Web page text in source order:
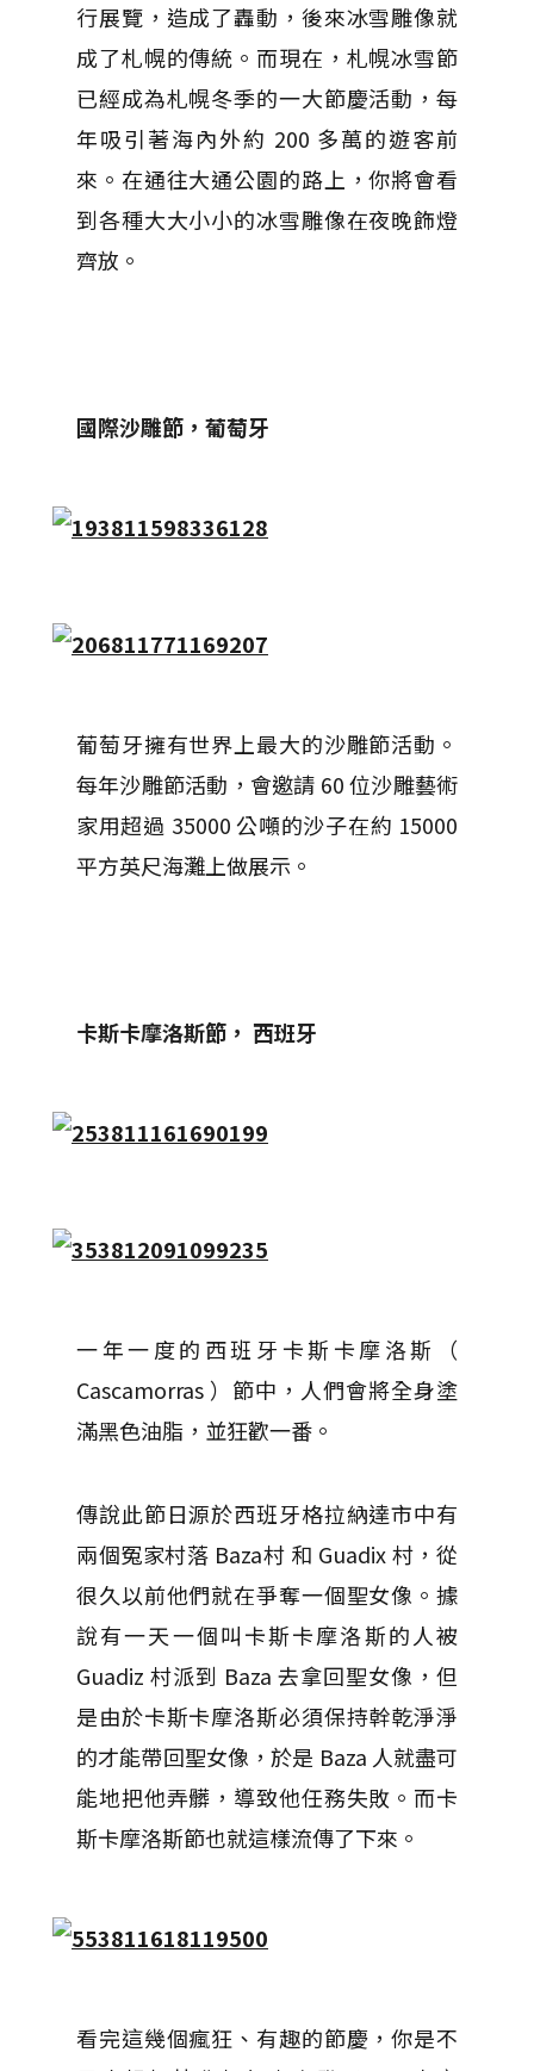
行展覽，造成了轟動，後來冰雪雕像就
成了札幌的傳統。而現在，札幌冰雪節
已經成為札幌冬季的一大節慶活動，每
年吸引著海內外約 200 多萬的遊客前
來。在通往大通公園的路上，你將會看
到各種大大小小的冰雪雕像在夜晚飾燈
齊放。
國際沙雕節，葡萄牙
葡萄牙擁有世界上最大的沙雕節活動。
每年沙雕節活動，會邀請 60 位沙雕藝術
家用超過 35000 公噸的沙子在約 15000
平方英尺海灘上做展示。
卡斯卡摩洛斯節， 西班牙
一年一度的西班牙卡斯卡摩洛斯（
Cascamorras ）節中，人們會將全身塗
滿黑色油脂，並狂歡一番。
傳說此節日源於西班牙格拉納達市中有
兩個冤家村落 Baza村 和 Guadix 村，從
很久以前他們就在爭奪一個聖女像。據
說有一天一個叫卡斯卡摩洛斯的人被
Guadiz 村派到 Baza 去拿回聖女像，但
是由於卡斯卡摩洛斯必須保持幹乾淨淨
的才能帶回聖女像，於是 Baza 人就盡可
能地把他弄髒，導致他任務失敗。而卡
斯卡摩洛斯節也就這樣流傳了下來。
看完這幾個瘋狂、有趣的節慶，你是不